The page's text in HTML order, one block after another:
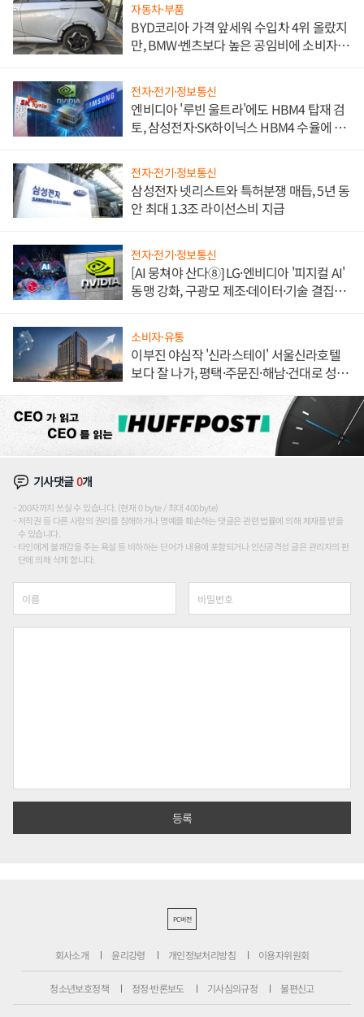
자동차·부품
BYD코리아 가격 앞세워 수입차 4위 올랐지
만, BMW·벤츠보다 높은 공임비에 소비자
전자·전기·정보통신
엔비디아 '루빈 울트라'에도 HBM4 탑재 검
토, 삼성전자·SK하이닉스 HBM4 수율에 주
전자·전기·정보통신
삼성전자 넷리스트와 특허분쟁 매듭, 5년 동
안 최대 1.3조 라이선스비 지급
전자·전기·정보통신
[AI 뭉쳐야 산다⑧] LG·엔비디아 '피지컬 AI'
동맹 강화, 구광모 제조·데이터·기술 결집
소비자·유통
이부진 야심작 '신라스테이' 서울신라호텔
보다 잘 나가, 평택·주문진·해남·건대로 성
기사댓글0개
200자까지 쓰실 수 있습니다. (현재 0 byte / 최대 400byte)
저작권 등 다른 사람의 권리를 침해하거나 명예를 훼손하는 댓글은 관련 법률에 의해 제재를 받을
수 있습니다.
타인에게 불쾌감을 주는 욕설 등 비하하는 단어가 내용에 포함되거나 인신공격성 글은 관리자의 판
단에 의해 삭제 합니다.
PC버전
회사소개 윤리강령 개인정보처리방침 이용자위원회
청소년보호정책 정정·반론보도 기사심의규정 불편신고